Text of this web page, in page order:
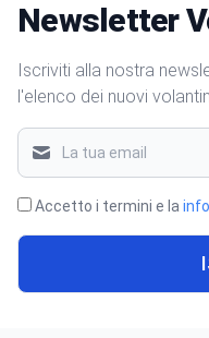
Newsletter
Iscriviti alla nostra
l'elenco dei nuovi
Accetto i termini e la